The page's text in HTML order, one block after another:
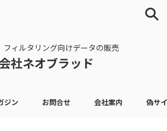
フィルタリング向けデータの販売
社ネオブラッド
ジン お問合せ 会社案内 偽サ